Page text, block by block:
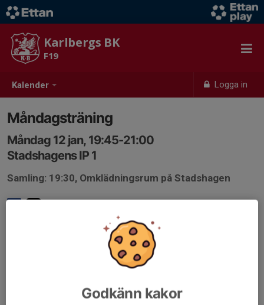
Kalender Logga in
Karlbergs BK
F19
Måndagsträning
Måndag 12 jan, 19:45-21:00
Stadshagens IP 1
Samling: 19:30, Omklädningsrum på Stadshagen
Godkänn kakor